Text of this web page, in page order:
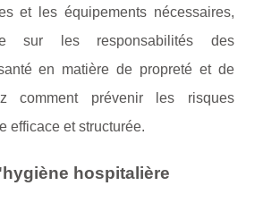
et les équipements nécessaires,
sur les responsabilités des
en matière de propreté et de
comment prévenir les risques
efficace et structurée.
hospitalière